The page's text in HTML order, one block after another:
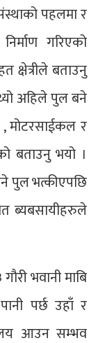
पहलमा र
गरिएको
क्षेत्रीले बताउनु
अहिले पुल बने
मोटरसाईकल र
बताउनु भयो ।
पुल भत्कीएपछि
ब्यबसायीहरुले
भवानी माबि
पर्छ उहाँ र
आउन सम्भव